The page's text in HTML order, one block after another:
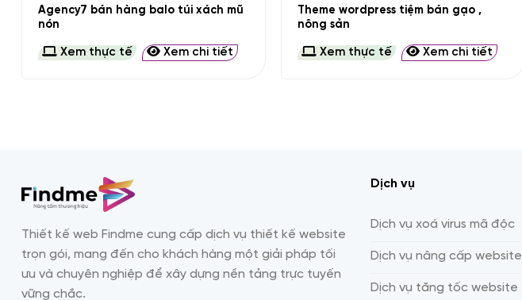
Agency7 bán hàng balo túi xách mũ
nón
Xem thực tế Xem chi tiết
Theme wordpress tiệm bán gạo ,
nông sản
Xem thực tế Xem chi tiết
Thiết kế web Findme cung cấp dịch vụ thiết kế website
trọn gói, mang đến cho khách hàng một giải pháp tối
ưu và chuyên nghiệp để xây dựng nền tảng trực tuyến
vững chắc.
Dịch vụ
Dịch vụ xoá virus mã độc
Dịch vụ nâng cấp website
Dịch vụ tăng tốc website